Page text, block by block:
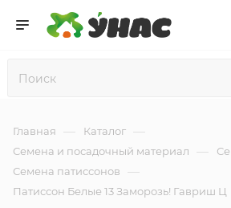
Главная — Каталог —
Семена и посадочный материал —
Семена патиссонов —
Патиссон Белые 13 Заморозь! Гавриш Ц